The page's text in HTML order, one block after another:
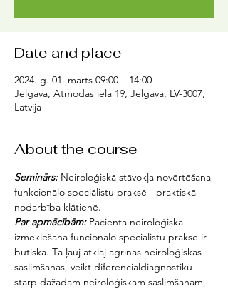
Date and place
2024. g. 01. marts 09:00 – 14:00
Jelgava, Atmodas iela 19, Jelgava, LV-3007,
Latvija
About the course
Seminārs: Neiroloģiskā stāvokļa novērtēšana
funkcionālo speciālistu praksē - praktiskā
nodarbība klātienē.
Par apmācībām: Pacienta neiroloģiskā
izmeklēšana funcionālo speciālistu praksē ir
būtiska. Tā ļauj atklāj agrīnas neiroloģiskas
saslimšanas, veikt diferenciāldiagnostiku
starp dažādām neiroloģiskām saslimšanām,